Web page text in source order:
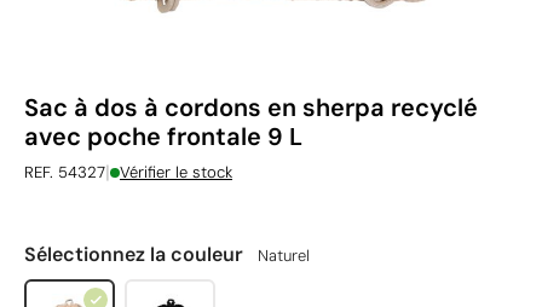
Sac à dos à cordons en sherpa recyclé
avec poche frontale 9 L
REF. 54327| Vérifier le stock
Sélectionnez la couleur Naturel